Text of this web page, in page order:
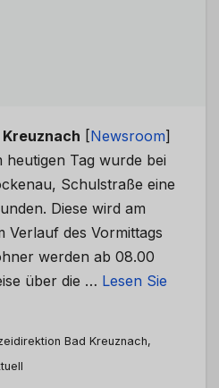
[Newsroom]
Tag wurde bei
Schulstraße eine
Diese wird am
Verlauf des Vormittags
werden ab 08.00
über die … Lesen Sie
Bad Kreuznach,